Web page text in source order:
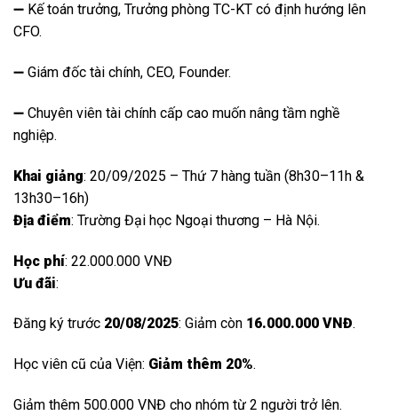
➖ Kế toán trưởng, Trưởng phòng TC-KT có định hướng lên
CFO.
➖ Giám đốc tài chính, CEO, Founder.
➖ Chuyên viên tài chính cấp cao muốn nâng tầm nghề
nghiệp.
Khai giảng: 20/09/2025 – Thứ 7 hàng tuần (8h30–11h &
13h30–16h)
Địa điểm: Trường Đại học Ngoại thương – Hà Nội.
Học phí: 22.000.000 VNĐ
Ưu đãi:
Đăng ký trước 20/08/2025: Giảm còn 16.000.000 VNĐ.
Học viên cũ của Viện: Giảm thêm 20%.
Giảm thêm 500.000 VNĐ cho nhóm từ 2 người trở lên.